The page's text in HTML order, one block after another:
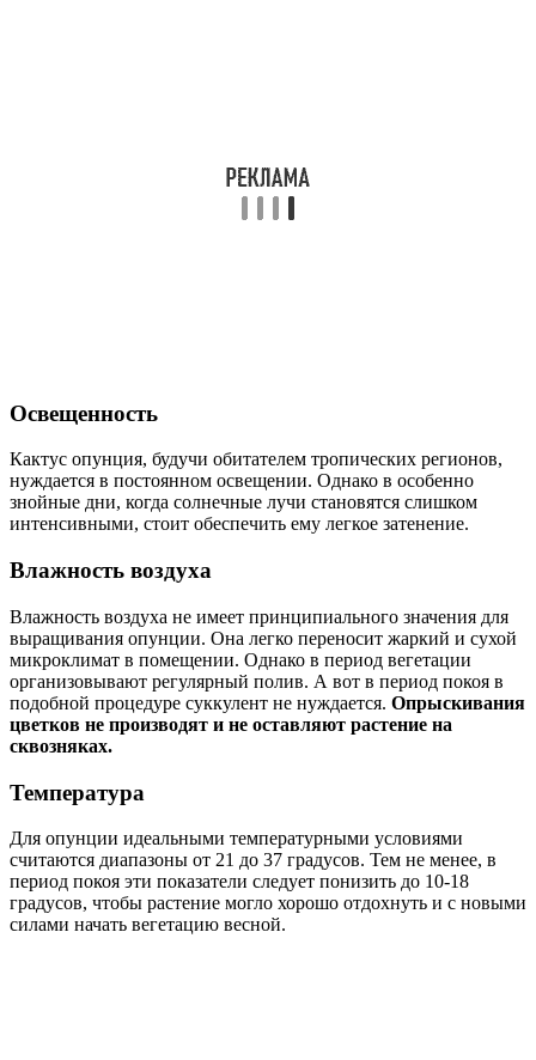
Освещенность
Кактус опунция, будучи обитателем тропических регионов,
нуждается в постоянном освещении. Однако в особенно
знойные дни, когда солнечные лучи становятся слишком
интенсивными, стоит обеспечить ему легкое затенение.
Влажность воздуха
Влажность воздуха не имеет принципиального значения для
выращивания опунции. Она легко переносит жаркий и сухой
микроклимат в помещении. Однако в период вегетации
организовывают регулярный полив. А вот в период покоя в
подобной процедуре суккулент не нуждается. Опрыскивания
цветков не производят и не оставляют растение на
сквозняках.
Температура
Для опунции идеальными температурными условиями
считаются диапазоны от 21 до 37 градусов. Тем не менее, в
период покоя эти показатели следует понизить до 10-18
градусов, чтобы растение могло хорошо отдохнуть и с новыми
силами начать вегетацию весной.